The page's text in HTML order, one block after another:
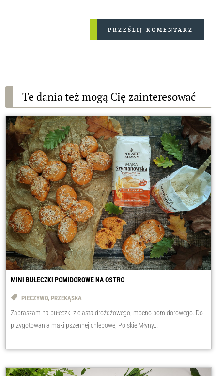
PRZEŚLIJ KOMENTARZ
Te dania też mogą Cię zainteresować
MINI BUŁECZKI POMIDOROWE NA OSTRO
PIECZYWO,PRZEKĄSKA
Zapraszam na bułeczki z ciasta drożdżowego, mocno pomidorowego. Do
przygotowania mąki pszennej chlebowej Polskie Młyny...